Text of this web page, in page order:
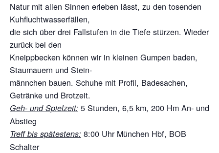
Natur mit allen Sinnen erleben lässt, zu den tosenden
Kuhfluchtwasserfällen,
die sich über drei Fallstufen in die Tiefe stürzen. Wieder
zurück bei den
Kneippbecken können wir in kleinen Gumpen baden,
Staumauern und Stein-
männchen bauen. Schuhe mit Profil, Badesachen,
Getränke und Brotzeit.
Geh- und Spielzeit: 5 Stunden, 6,5 km, 200 Hm An- und
Abstieg
Treff bis spätestens: 8:00 Uhr München Hbf, BOB
Schalter